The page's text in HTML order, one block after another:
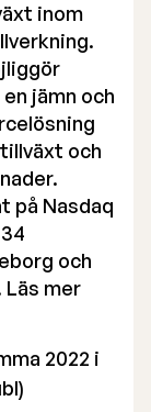
inom
jämn och
och
på Nasdaq
och
mer
2022 i